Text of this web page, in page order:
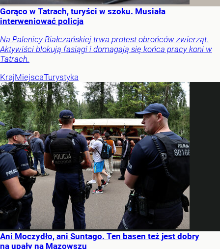
Gorąco w Tatrach, turyści w szoku. Musiała
interweniować policja
Na Palenicy Białczańskiej trwa protest obrońców zwierząt.
Aktywiści blokują fasiągi i domagają się końca pracy koni w
Tatrach.
KrajMiejscaTurystyka
Ani Moczydło, ani Suntago. Ten basen też jest dobry
na upały na Mazowszu